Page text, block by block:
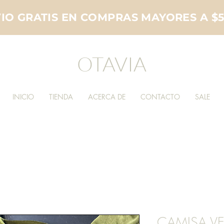
GRATIS EN COMPRAS MAYORES A
OTAVIA
INICIO TIENDA ACERCA DE CONTACTO SALE